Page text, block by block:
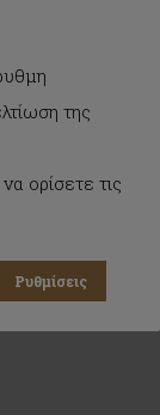
της
ορίσετε τις
Ρυθμίσεις